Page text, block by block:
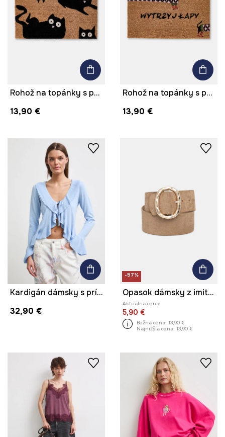
Rohož na topánky s prímesou kokosového vlákna
13,90 €
Rohož na topánky s prímesou kokosového vlákna
13,90 €
Kardigán dámsky s prímesou hodvábu s volánikmi
32,90 €
-57%
Opasok dámsky z imitácie semišu
Aktuálna cena:
5,90 €
Bežná cena: 13,90 €
Najnižšia cena: 13,90 €